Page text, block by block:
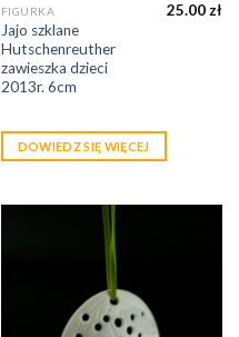
FIGURKA
Jajo szklane
Hutschenreuther
zawieszka dzieci
2013r. 6cm
25.00zł
DOWIEDZ SIĘ WIĘCEJ